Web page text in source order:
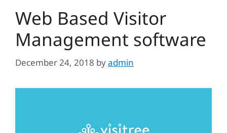
Web Based Visitor
Management software
December 24, 2018byadmin